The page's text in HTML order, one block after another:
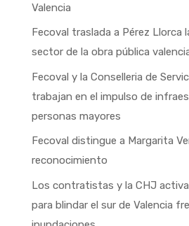
Valencia
Fecoval traslada a Pérez Llorca
sector de la obra pública
Fecoval y la Conselleria de
trabajan en el impulso de
personas mayores
Fecoval distingue a Margarita
reconocimiento
Los contratistas y la CHJ
para blindar el sur de Valencia